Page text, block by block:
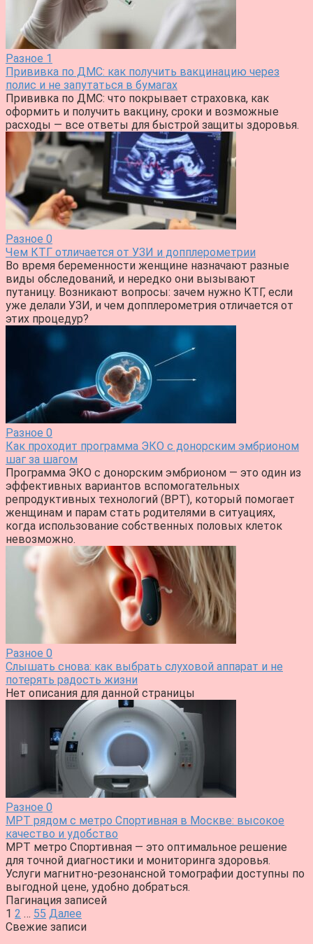
Разное 1
Прививка по ДМС: как получить вакцинацию через
полис и не запутаться в бумагах
Прививка по ДМС: что покрывает страховка, как
оформить и получить вакцину, сроки и возможные
расходы — все ответы для быстрой защиты здоровья.
Разное 0
Чем КТГ отличается от УЗИ и допплерометрии
Во время беременности женщине назначают разные
виды обследований, и нередко они вызывают
путаницу. Возникают вопросы: зачем нужно КТГ, если
уже делали УЗИ, и чем допплерометрия отличается от
этих процедур?
Разное 0
Как проходит программа ЭКО с донорским эмбрионом
шаг за шагом
Программа ЭКО с донорским эмбрионом — это один из
эффективных вариантов вспомогательных
репродуктивных технологий (ВРТ), который помогает
женщинам и парам стать родителями в ситуациях,
когда использование собственных половых клеток
невозможно.
Разное 0
Слышать снова: как выбрать слуховой аппарат и не
потерять радость жизни
Нет описания для данной страницы
Разное 0
МРТ рядом с метро Спортивная в Москве: высокое
качество и удобство
МРТ метро Спортивная — это оптимальное решение
для точной диагностики и мониторинга здоровья.
Услуги магнитно-резонансной томографии доступны по
выгодной цене, удобно добраться.
Пагинация записей
1 2 … 55 Далее
Свежие записи